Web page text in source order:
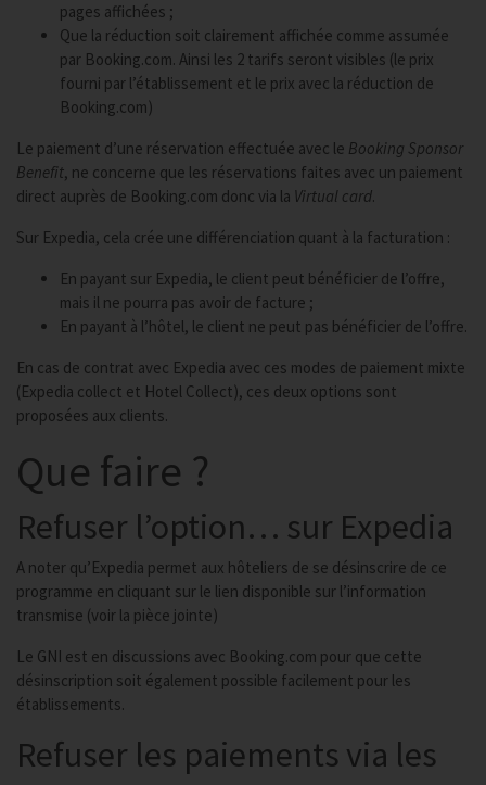
pages affichées ;
Que la réduction soit clairement affichée comme assumée
par Booking.com. Ainsi les 2 tarifs seront visibles (le prix
fourni par l’établissement et le prix avec la réduction de
Booking.com)
Le paiement d’une réservation effectuée avec le Booking Sponsor
Benefit, ne concerne que les réservations faites avec un paiement
direct auprès de Booking.com donc via la Virtual card.
Sur Expedia, cela crée une différenciation quant à la facturation :
En payant sur Expedia, le client peut bénéficier de l’offre,
mais il ne pourra pas avoir de facture ;
En payant à l’hôtel, le client ne peut pas bénéficier de l’offre.
En cas de contrat avec Expedia avec ces modes de paiement mixte
(Expedia collect et Hotel Collect), ces deux options sont
proposées aux clients.
Que faire ?
Refuser l’option… sur Expedia
A noter qu’Expedia permet aux hôteliers de se désinscrire de ce
programme en cliquant sur le lien disponible sur l’information
transmise (voir la pièce jointe)
Le GNI est en discussions avec Booking.com pour que cette
désinscription soit également possible facilement pour les
établissements.
Refuser les paiements via les